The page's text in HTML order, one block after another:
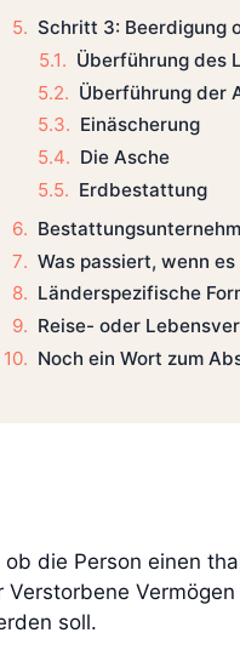
Schritt 3: Beerdigung
Überführung des
Überführung der
Einäscherung
Die Asche
Erdbestattung
Was passiert, wenn
Länderspezifische
Reise- oder
Noch ein Wort zum
die Person einen
soll.